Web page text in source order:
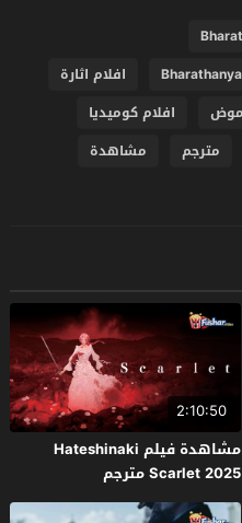
افلام اثارة
افلام كوميديا
مترجم مشاهدة
2:10:50
مشاهدة فيلم Hateshinaki
Scarlet 2025 مترجم